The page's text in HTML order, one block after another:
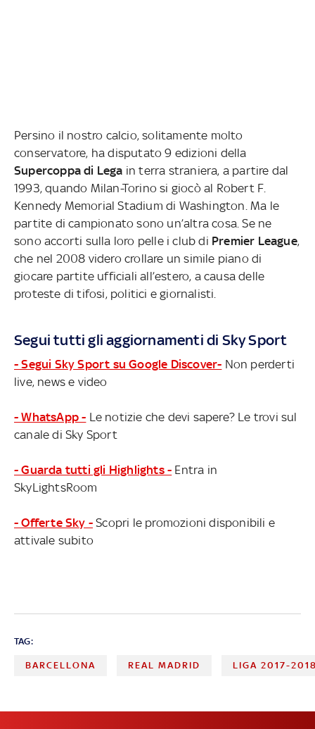
Persino il nostro calcio, solitamente molto
conservatore, ha disputato 9 edizioni della
Supercoppa di Lega in terra straniera, a partire dal
1993, quando Milan-Torino si giocò al Robert F.
Kennedy Memorial Stadium di Washington. Ma le
partite di campionato sono un’altra cosa. Se ne
sono accorti sulla loro pelle i club di Premier League,
che nel 2008 videro crollare un simile piano di
giocare partite ufficiali all’estero, a causa delle
proteste di tifosi, politici e giornalisti.
Segui tutti gli aggiornamenti di Sky Sport
- Segui Sky Sport su Google Discover- Non perderti
live, news e video
- WhatsApp - Le notizie che devi sapere? Le trovi sul
canale di Sky Sport
- Guarda tutti gli Highlights - Entra in
SkyLightsRoom
- Offerte Sky - Scopri le promozioni disponibili e
attivale subito
TAG:
BARCELLONA REAL MADRID LIGA 2017-